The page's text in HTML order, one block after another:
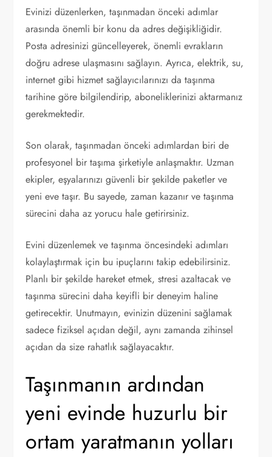
Evinizi düzenlerken, taşınmadan önceki adımlar
arasında önemli bir konu da adres değişikliğidir.
Posta adresinizi güncelleyerek, önemli evrakların
doğru adrese ulaşmasını sağlayın. Ayrıca, elektrik, su,
internet gibi hizmet sağlayıcılarınızı da taşınma
tarihine göre bilgilendirip, aboneliklerinizi aktarmanız
gerekmektedir.
Son olarak, taşınmadan önceki adımlardan biri de
profesyonel bir taşıma şirketiyle anlaşmaktır. Uzman
ekipler, eşyalarınızı güvenli bir şekilde paketler ve
yeni eve taşır. Bu sayede, zaman kazanır ve taşınma
sürecini daha az yorucu hale getirirsiniz.
Evini düzenlemek ve taşınma öncesindeki adımları
kolaylaştırmak için bu ipuçlarını takip edebilirsiniz.
Planlı bir şekilde hareket etmek, stresi azaltacak ve
taşınma sürecini daha keyifli bir deneyim haline
getirecektir. Unutmayın, evinizin düzenini sağlamak
sadece fiziksel açıdan değil, aynı zamanda zihinsel
açıdan da size rahatlık sağlayacaktır.
Taşınmanın ardından
yeni evinde huzurlu bir
ortam yaratmanın yolları